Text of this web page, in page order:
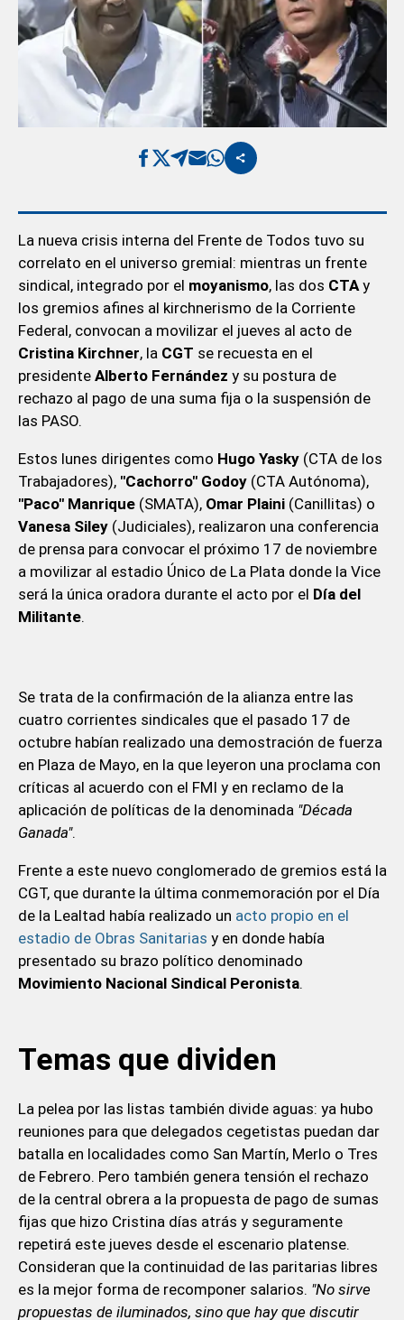
La nueva crisis interna del Frente de Todos tuvo su
correlato en el universo gremial: mientras un frente
sindical, integrado por el moyanismo, las dos CTAy
los gremios afines al kirchnerismo de la Corriente
Federal, convocan a movilizar el jueves al acto de
Cristina Kirchner, la CGT se recuesta en el
presidente Alberto Fernández y su postura de
rechazo al pago de una suma fija o la suspensión de
las PASO.
Estos lunes dirigentes como Hugo Yasky(CTA de los
Trabajadores), "Cachorro" Godoy(CTA Autónoma),
"Paco" Manrique(SMATA), Omar Plaini(Canillitas) o
Vanesa Siley(Judiciales), realizaron una conferencia
de prensa para convocar el próximo 17 de noviembre
a movilizar al estadio Único de La Plata donde la Vice
será la única oradora durante el acto por el Día del
Militante.
Se trata de la confirmación de la alianza entre las
cuatro corrientes sindicales que el pasado 17 de
octubre habían realizado una demostración de fuerza
en Plaza de Mayo, en la que leyeron una proclama con
críticas al acuerdo con el FMI y en reclamo de la
aplicación de políticas de la denominada "Década
Ganada".
Frente a este nuevo conglomerado de gremios está la
CGT, que durante la última conmemoración por el Día
de la Lealtad había realizado un acto propio en el
estadio de Obras Sanitarias y en donde había
presentado su brazo político denominado
Movimiento Nacional Sindical Peronista.
Temas que dividen
La pelea por las listas también divide aguas: ya hubo
reuniones para que delegados cegetistas puedan dar
batalla en localidades como San Martín, Merlo o Tres
de Febrero. Pero también genera tensión el rechazo
de la central obrera a la propuesta de pago de sumas
fijas que hizo Cristina días atrás y seguramente
repetirá este jueves desde el escenario platense.
Consideran que la continuidad de las paritarias libres
es la mejor forma de recomponer salarios. "No sirve
propuestas de iluminados, sino que hay que discutir